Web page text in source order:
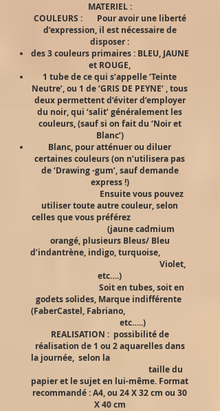
MATERIEL :
COULEURS : Pour avoir une liberté
d’expression, il est nécessaire de
disposer :
des 3 couleurs primaires : BLEU, JAUNE
et ROUGE,
1 tube de ce qui s’appelle ‘Teinte
Neutre’, ou 1 de ‘GRIS DE PEYNE’ , tous
deux permettent d’éviter d’employer
du noir, qui ‘salit’ généralement les
couleurs, (sauf si on fait du ‘Noir et
Blanc’)
Blanc, pour atténuer ou diluer
certaines couleurs (on n’utilisera pas
de ‘Drawing -gum’, sauf demande
express !)
Ensuite vous pouvez
utiliser toute autre couleur, selon
celles que vous préférez
(jaune cadmium
orangé, plusieurs Bleus/ Bleu
d’indantrène, indigo, turquoise,
Violet,
etc….)
Soit en tubes, soit en
godets solides, Marque indifférente
(FaberCastel, Fabriano,
etc…..)
REALISATION : possibilité de
réalisation de 1 ou 2 aquarelles dans
la journée, selon la
taille du
papier et le sujet en lui-même. Format
recommandé : A4, ou 24 X 32 cm ou 30
X 40 cm